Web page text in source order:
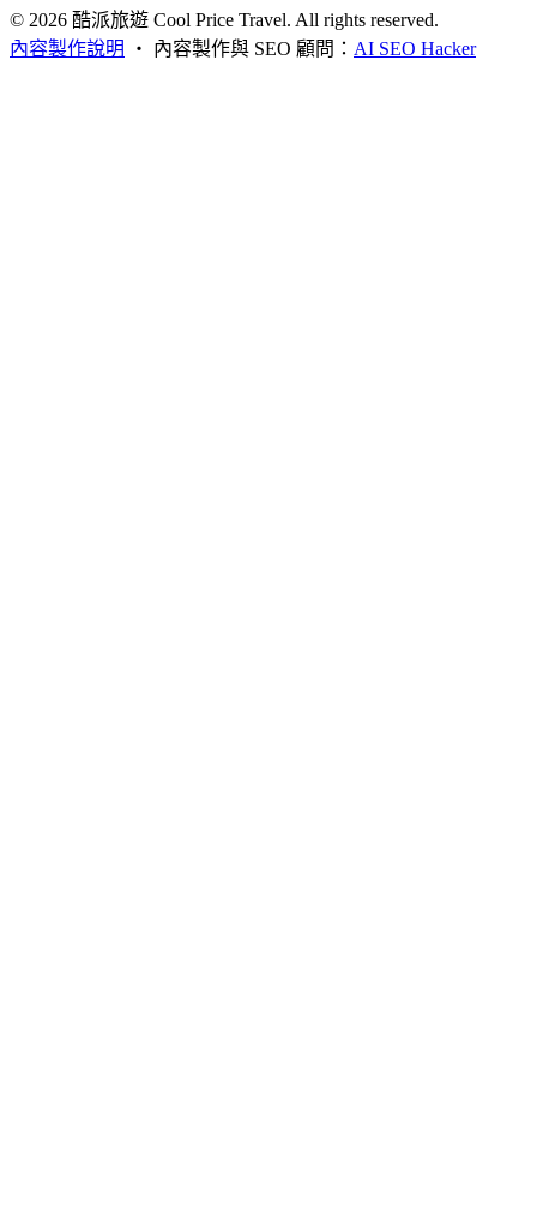
© 2026 酷派旅遊 Cool Price Travel. All rights reserved.
內容製作說明
・ 內容製作與 SEO 顧問： AI SEO Hacker